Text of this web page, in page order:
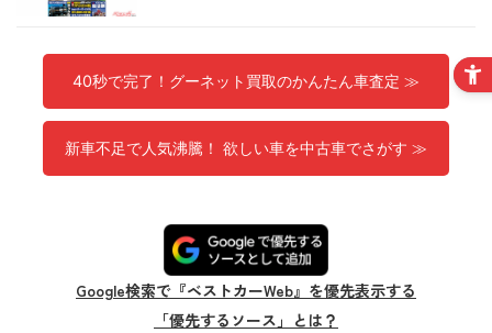
40秒で完了！グーネット買取のかんたん車査定 ≫
新車不足で人気沸騰！ 欲しい車を中古車でさがす ≫
Google検索で『ベストカーWeb』を優先表示する
「優先するソース」とは？